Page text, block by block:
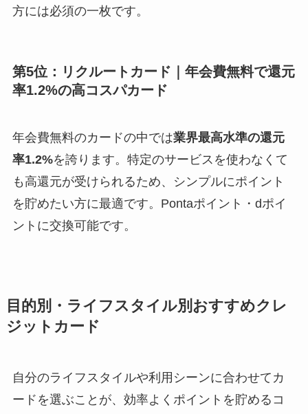
方には必須の一枚です。
第5位：リクルートカード｜年会費無料で還元
率1.2%の高コスパカード
年会費無料のカードの中では業界最高水準の還元
率1.2%を誇ります。特定のサービスを使わなくて
も高還元が受けられるため、シンプルにポイント
を貯めたい方に最適です。Pontaポイント・dポイ
ントに交換可能です。
目的別・ライフスタイル別おすすめクレ
ジットカード
自分のライフスタイルや利用シーンに合わせてカ
ードを選ぶことが、効率よくポイントを貯めるコ